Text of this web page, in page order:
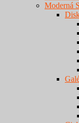
Moderná